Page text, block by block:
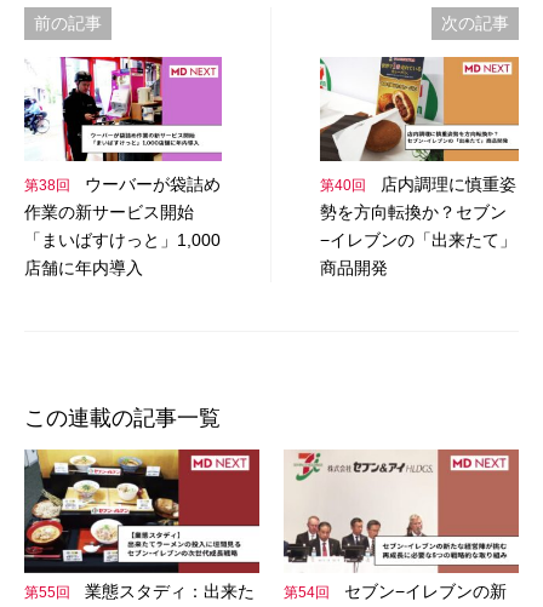
投
稿
ナ
ゲ
ー
シ
前の記事
第38回
ウーバーが袋詰め
作業の新サービス開始
「まいばすけっと」1,000
店舗に年内導入
次の記事
第40回
店内調理に慎重姿
勢を方向転換か？セブン
−イレブンの「出来たて」
商品開発
この連載の記事一覧
第55回
業態スタディ：出来た
第54回
セブン−イレブンの新